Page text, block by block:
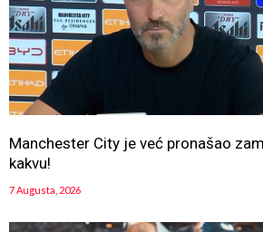
Manchester City je već pronašao
kakvu!
7 Augusta, 2026